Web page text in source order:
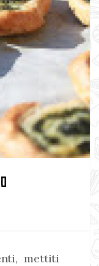
mettiti